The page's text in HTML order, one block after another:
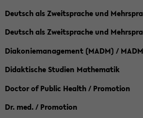
Deutsch als Zweitsprache und
Deutsch als Zweitsprache und
Diakoniemanagement (MADM) / MADM
Didaktische Studien Mathematik
Doctor of Public Health / Promotion
Dr. med. / Promotion